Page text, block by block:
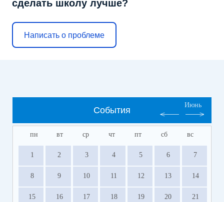
сделать школу лучше?
Написать о проблеме
События
Июнь
пн вт ср чт пт сб вс
1 2 3 4 5 6 7
8 9 10 11 12 13 14
15 16 17 18 19 20 21